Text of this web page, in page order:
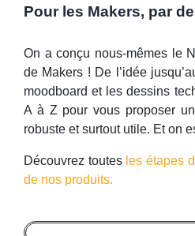
Pour les Makers, par
On a conçu nous-mêmes le
de Makers ! De l’idée
moodboard et les dessins
A à Z pour vous proposer
robuste et surtout utile. Et on
Découvrez toutes les étapes
de nos produits.